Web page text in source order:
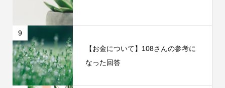
9
【お金について】108さんの参考に
なった回答